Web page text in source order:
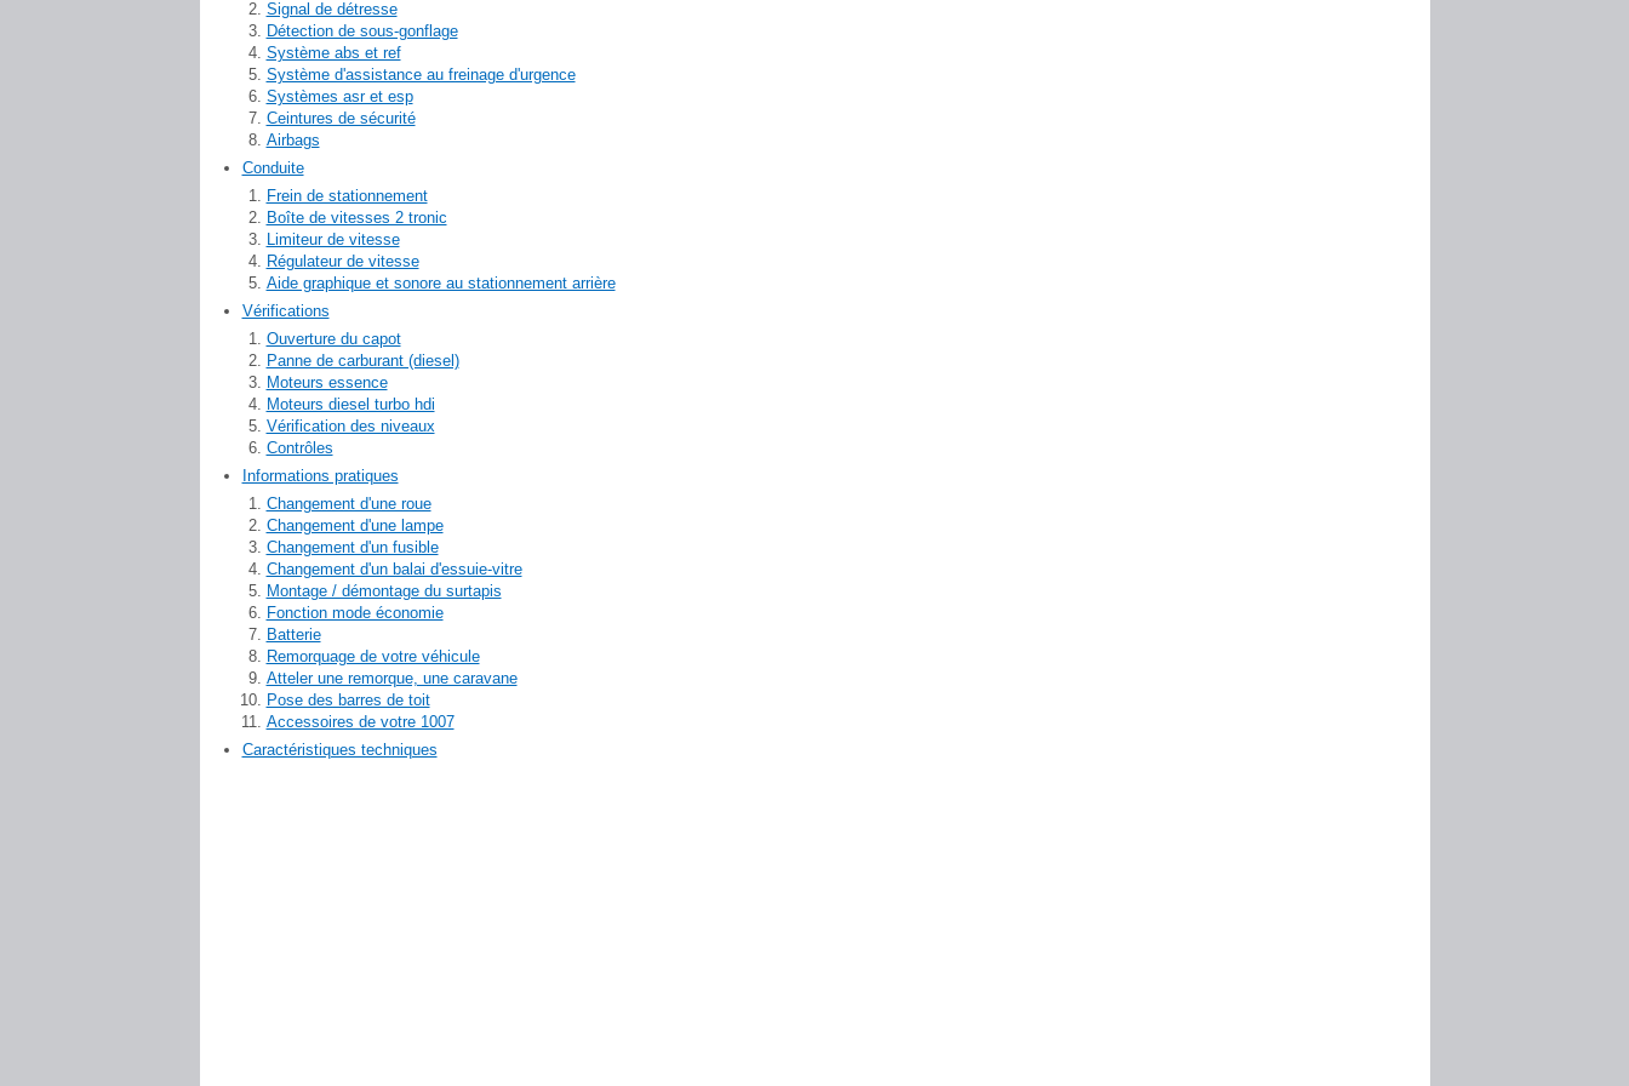
Signal de détresse
Détection de sous-gonflage
Système abs et ref
Système d'assistance au freinage d'urgence
Systèmes asr et esp
Ceintures de sécurité
Airbags
Conduite
Frein de stationnement
Boîte de vitesses 2 tronic
Limiteur de vitesse
Régulateur de vitesse
Aide graphique et sonore au stationnement arrière
Vérifications
Ouverture du capot
Panne de carburant (diesel)
Moteurs essence
Moteurs diesel turbo hdi
Vérification des niveaux
Contrôles
Informations pratiques
Changement d'une roue
Changement d'une lampe
Changement d'un fusible
Changement d'un balai d'essuie-vitre
Montage / démontage du surtapis
Fonction mode économie
Batterie
Remorquage de votre véhicule
Atteler une remorque, une caravane
Pose des barres de toit
Accessoires de votre 1007
Caractéristiques techniques